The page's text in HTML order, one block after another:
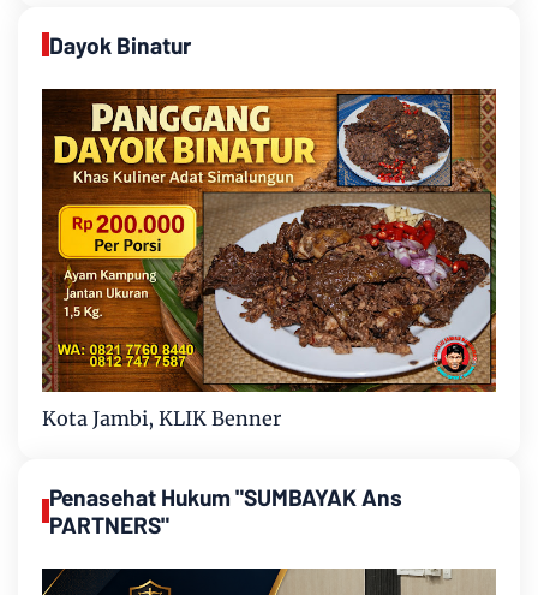
Dayok Binatur
Kota Jambi, KLIK Benner
Penasehat Hukum "SUMBAYAK Ans
PARTNERS"